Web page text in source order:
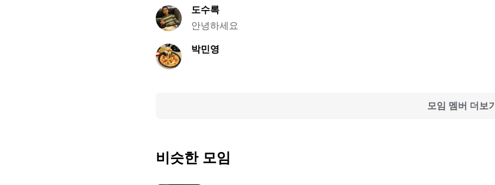
도수록
안녕하세요
박민영
모임 멤버 더보기
비슷한 모임